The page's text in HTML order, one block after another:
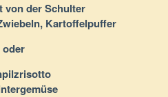
von der Schulter
Kartoffelpuffer
oder